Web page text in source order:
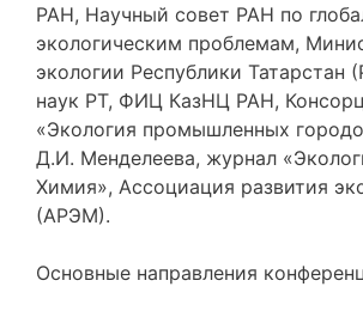
РАН, Научный совет РАН по
экологическим проблемам,
экологии Республики Татарстан
наук РТ, ФИЦ КазНЦ РАН,
«Экология промышленных
Д.И. Менделеева, журнал
Химия», Ассоциация развития
(АРЭМ).
Основные направления